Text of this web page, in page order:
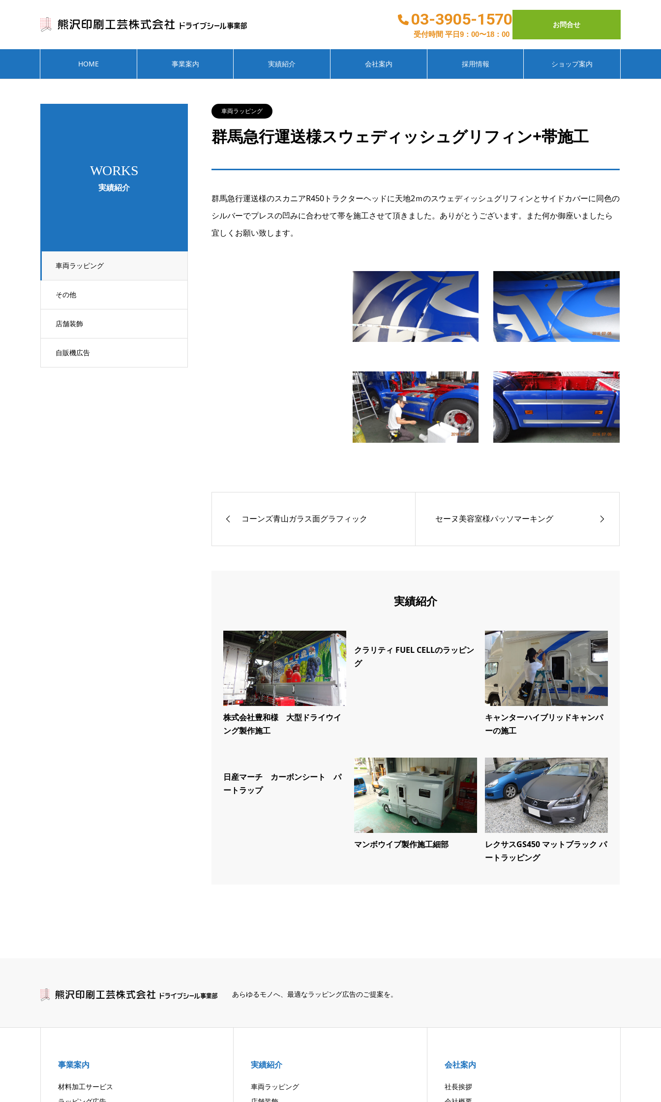
03-3905-1570
受付時間 平日9：00〜18：00
お問合せ
HOME 事業案内 実績紹介 会社案内 採用情報 ショップ案内
WORKS
実績紹介
車両ラッピング
その他
店舗装飾
自販機広告
車両ラッピング
群馬急行運送様スウェディッシュグリフィン+帯施工
群馬急行運送様のスカニアR450トラクターヘッドに天地2ｍのスウェディッシュグリフィンとサイドカバーに同色の
シルバーでプレスの凹みに合わせて帯を施工させて頂きました。ありがとうございます。また何か御座いましたら
宜しくお願い致します。
コーンズ青山ガラス面グラフィック セーヌ美容室様パッソマーキング
実績紹介
株式会社豊和様 大型ドライウイ
ング製作施工
クラリティ FUEL CELLのラッピン
グ
キャンターハイブリッドキャンパ
ーの施工
日産マーチ カーボンシート パ
ートラップ
マンボウイブ製作施工細部
レクサスGS450 マットブラック パ
ートラッピング
あらゆるモノへ、 最適なラッピング広告のご提案を。
事業案内
材料加工サービス
実績紹介
車両ラッピング
会社案内
社長挨拶